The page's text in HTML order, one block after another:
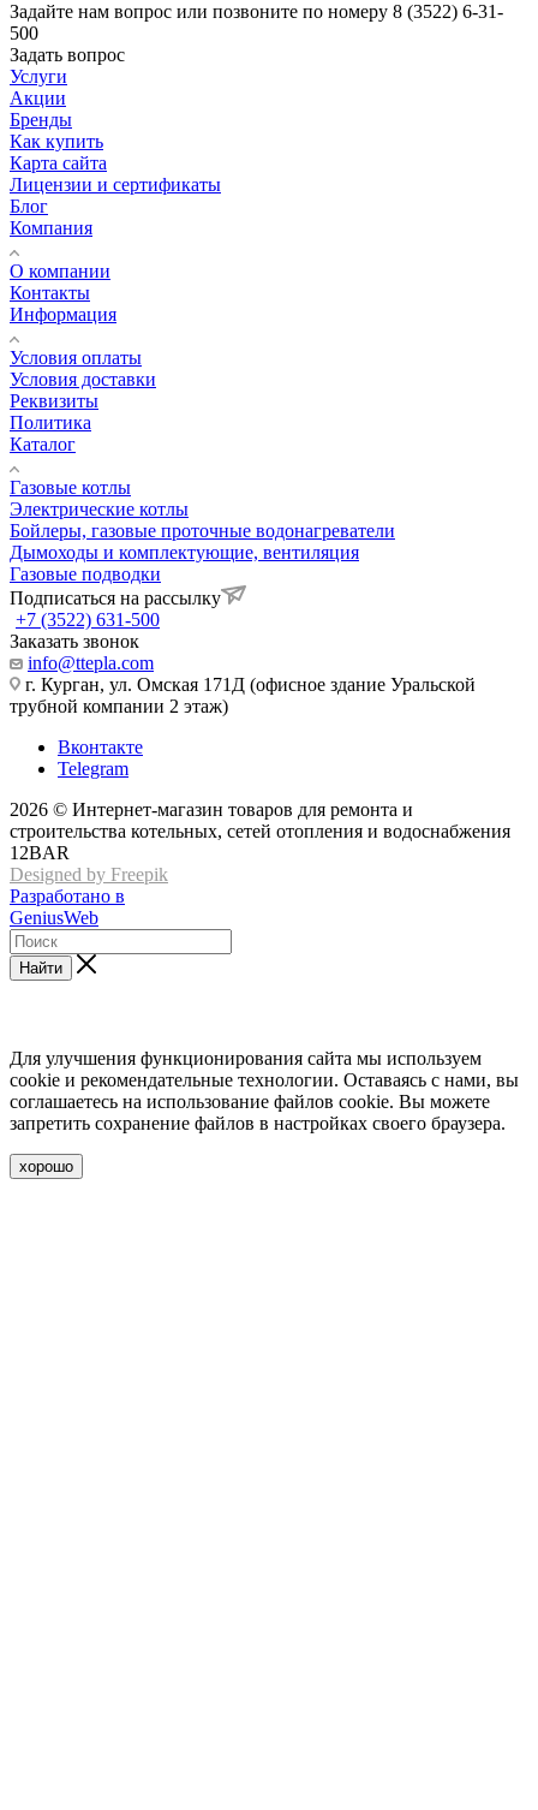
Задайте нам вопрос или позвоните по номеру 8 (3522) 6-31-
500
Задать вопрос
Услуги
Акции
Бренды
Как купить
Карта сайта
Лицензии и сертификаты
Блог
Компания
О компании
Контакты
Информация
Условия оплаты
Условия доставки
Реквизиты
Политика
Каталог
Газовые котлы
Электрические котлы
Бойлеры, газовые проточные водонагреватели
Дымоходы и комплектующие, вентиляция
Газовые подводки
Подписаться на рассылку
+7 (3522) 631-500
Заказать звонок
info@ttepla.com
г. Курган, ул. Омская 171Д (офисное здание Уральской
трубной компании 2 этаж)
Вконтакте
Telegram
2026 © Интернет-магазин товаров для ремонта и
строительства котельных, сетей отопления и водоснабжения
12BAR
Designed by Freepik
Разработано в
GeniusWeb
Найти
Для улучшения функционирования сайта мы используем
cookie и рекомендательные технологии. Оставаясь с нами, вы
соглашаетесь на использование файлов cookie. Вы можете
запретить сохранение файлов в настройках своего браузера.
хорошо